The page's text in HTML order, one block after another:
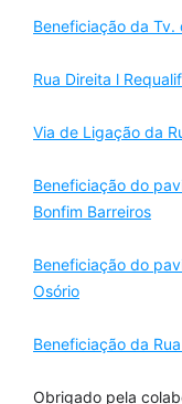
Beneficiação da Tv.
Rua Direita l
Via de Ligação da
Beneficiação do
Bonfim Barreiros
Beneficiação do
Osório
Beneficiação da
Obrigado pela